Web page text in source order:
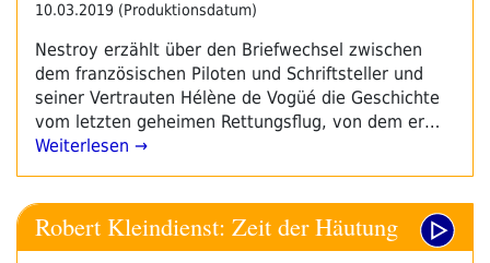
10.03.2019 (Produktionsdatum)
Nestroy erzählt über den Briefwechsel zwischen
dem französischen Piloten und Schriftsteller und
seiner Vertrauten Hélène de Vogüé die Geschichte
vom letzten geheimen Rettungsflug, von dem er…
Weiterlesen →
Robert Kleindienst: Zeit der Häutung